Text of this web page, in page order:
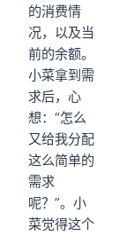
的消费情
况，以及当
前的余额。
小菜拿到需
求后，心
想：“怎么
又给我分配
这么简单的
需求
呢？”。小
菜觉得这个